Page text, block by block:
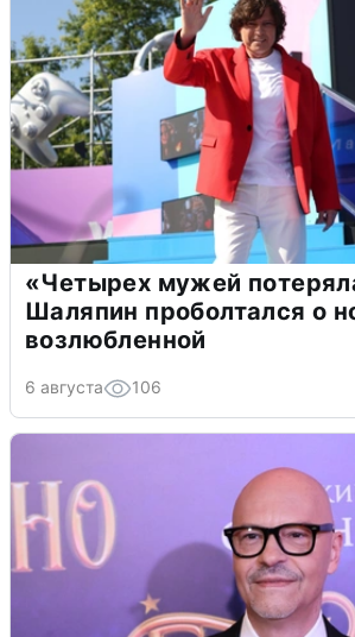
«Четырех мужей
Шаляпин проболтался о
возлюбленной
6 августа 106